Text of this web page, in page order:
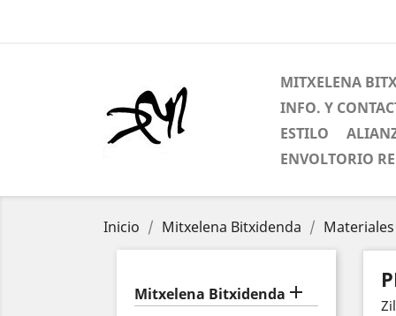
MITXELENA
INFO. Y
ESTILO
ENVOLTORIO
Inicio Mitxelena Bitxidenda Materiales
Mitxelena Bitxidenda 